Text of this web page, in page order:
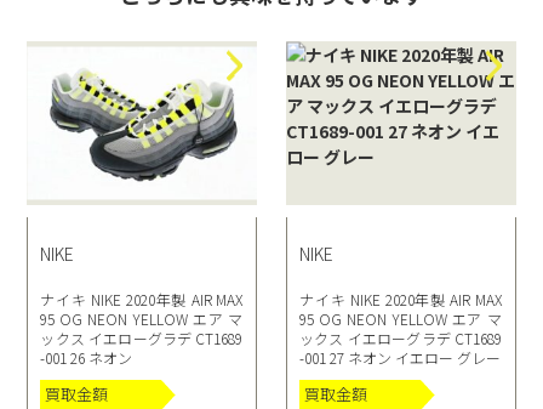
NIKE
ナイキ NIKE 2020年製 AIR MAX
95 OG NEON YELLOW エア マ
ックス イエローグラデ CT1689
-001 26 ネオン
買取金額
NIKE
ナイキ NIKE 2020年製 AIR MAX
95 OG NEON YELLOW エア マ
ックス イエローグラデ CT1689
-001 27 ネオン イエロー グレー
買取金額